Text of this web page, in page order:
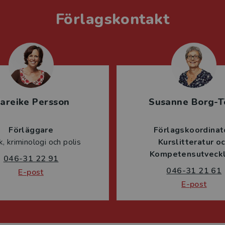
Förlagskontakt
Persson
Förläggare
kriminologi och polis
046-31 22 91
E-post
Susanne Borg-
Kurslitteratur
046-31 21 61
E-post